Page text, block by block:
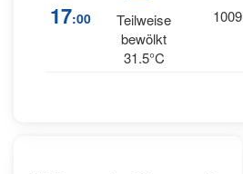
17:00
Teilweise
bewölkt
31.5°C
1009